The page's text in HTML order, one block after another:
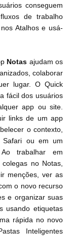
conseguem
de trabalho
Atalhos e usá-
Notas ajudam os
colaborar
lugar. O Quick
fácil dos usuários
app ou site.
links de um app
o contexto,
ou em um
trabalhar em
no Notas,
menções, ver as
o novo recurso
e organizar suas
usando etiquetas
rápida no novo
Inteligentes